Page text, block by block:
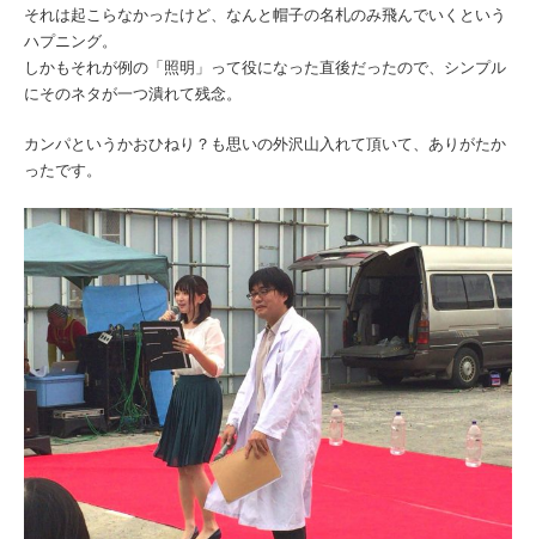
それは起こらなかったけど、なんと帽子の名札のみ飛んでいくという
ハプニング。
しかもそれが例の「照明」って役になった直後だったので、シンプル
にそのネタが一つ潰れて残念。
カンパというかおひねり？も思いの外沢山入れて頂いて、ありがたか
ったです。